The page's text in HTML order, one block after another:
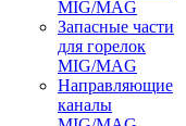
MIG/MAG
Запасные части
для горелок
MIG/MAG
Направляющие
каналы